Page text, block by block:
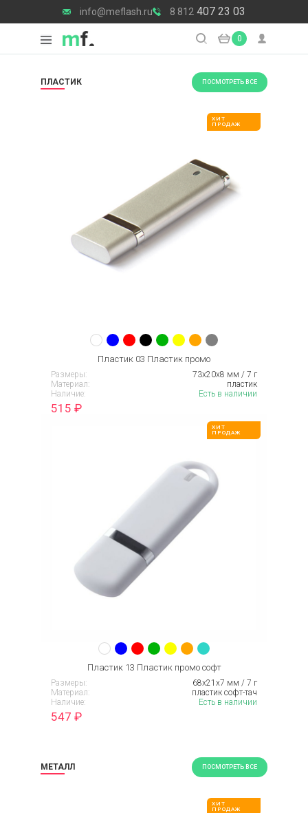
info@meflash.ru 8 812 407 23 03
0
ПЛАСТИК ПОСМОТРЕТЬ ВСЕ
ХИТ
ПРОДАЖ
Пластик 03 Пластик промо
Размеры:
73х20х8 мм / 7 г
Материал:
пластик
Наличие:
Есть в наличии
515 ₽
ХИТ
ПРОДАЖ
Пластик 13 Пластик промо софт
Размеры:
68x21x7 мм / 7 г
Материал:
пластик софт-тач
Наличие:
Есть в наличии
547 ₽
МЕТАЛЛ ПОСМОТРЕТЬ ВСЕ
ХИТ
ПРОДАЖ